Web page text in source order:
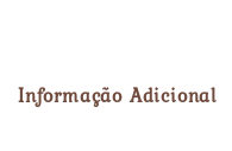
Informação Adicional